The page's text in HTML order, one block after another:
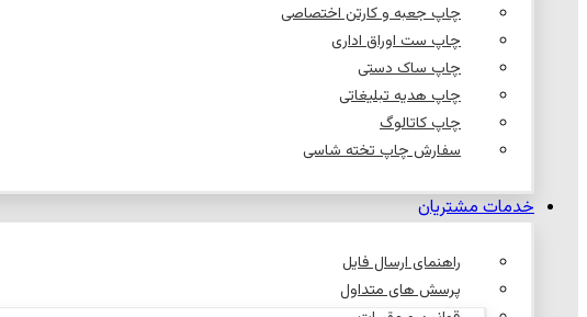
چاپ جعبه و کارتن اختصاصی
چاپ ست اوراق اداری
چاپ ساک دستی
چاپ هدیه تبلیغاتی
چاپ کاتالوگ
سفارش چاپ تخته شاسی
خدمات مشتریان
راهنمای ارسال فایل
پرسش های متداول